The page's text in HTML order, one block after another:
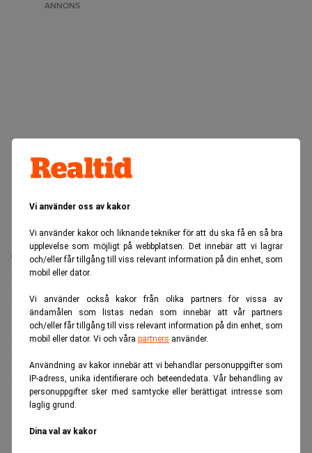
Vi använder oss av kakor
Vi använder kakor och liknande tekniker för att du ska få en så bra
upplevelse som möjligt på webbplatsen. Det innebär att vi lagrar
och/eller får tillgång till viss relevant information på din enhet, som
mobil eller dator.
Vi använder också kakor från olika partners för vissa av
ändamålen som listas nedan som innebär att vår partners
och/eller får tillgång till viss relevant information på din enhet, som
mobil eller dator. Vi och våra partners använder.
Användning av kakor innebär att vi behandlar personuppgifter som
IP-adress, unika identifierare och beteendedata. Vår behandling av
personuppgifter sker med samtycke eller berättigat intresse som
laglig grund.
Dina val av kakor
ANNONS
Cevians ägande uppgår nu till cirka 5,6 procent av
kapitalet, motsvarande omkring 3,2 procent av rösterna.
Läs också: Christer Gardells hårda dom när paniken
sprider sig: ”Övervärderade” DagensPS
Sett till kapital är fonden därmed bolagets
ägare,
samtidigt att man avser att tacka ja till en inbjudan att ingå
i Essitys valberedning.
långsiktigt förankrat.